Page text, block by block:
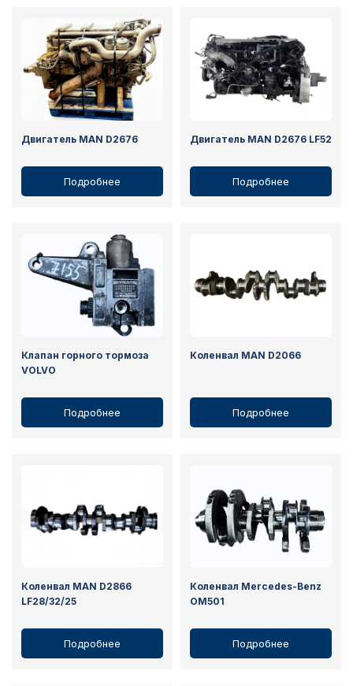
Двигатель MAN D2676
Подробнее
Двигатель MAN D2676 LF52
Подробнее
Клапан горного тормоза
VOLVO
Подробнее
Коленвал MAN D2066
Подробнее
Коленвал MAN D2866
LF28/32/25
Подробнее
Коленвал Mercedes-Benz
OM501
Подробнее